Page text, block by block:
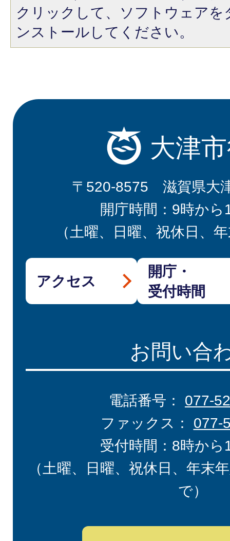
クリックして、ソフトウェア
ンストールしてください。
大津
〒520-8575 滋賀県大
開庁時間：9時から
（土曜、日曜、祝休日、
アクセス
開庁・
受付時間
お問い合
電話番号： 077-
ファックス： 077-
受付時間：8時から
（土曜、日曜、祝休日、年末
で）